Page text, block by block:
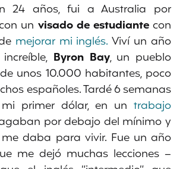
24 años, fui a Australia por
un visado de estudiantecon
mejorar mi inglés. Viví un año
Byron Bay, un pueblo
unos 10.000 habitantes, poco
españoles. Tardé 6 semanas
primer dólar, en un trabajo
por debajo del mínimo y
daba para vivir. Fue un año
me dejó muchas lecciones –